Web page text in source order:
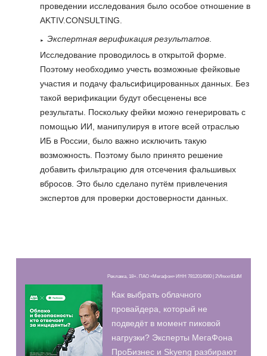
проведении исследования было особое отношение в
AKTIV.CONSULTING.
Экспертная верификация результатов
Исследование проводилось в открытой форме.
Поэтому необходимо учесть возможные фейковые
участия и подачу фальсифицированных данных. Без
такой верификации будут обесценены все
результаты. Поскольку фейки можно генерировать с
помощью ИИ, манипулируя в итоге всей отраслью
ИБ в России, было важно исключить такую
возможность. Поэтому было принято решение
добавить фильтрацию для отсечения фальшивых
вбросов. Это было сделано путём привлечения
экспертов для проверки достоверности данных.
Реклама, 18+. ПАО «Мегафон» ИНН 7812014560 | 2Vfnxxr81dM
Как выбрать облачного
провайдера, который не
подведёт в момент пиковой
нагрузки? Эксперты МегаФона
ПроБизнес и Skyeng разбирают